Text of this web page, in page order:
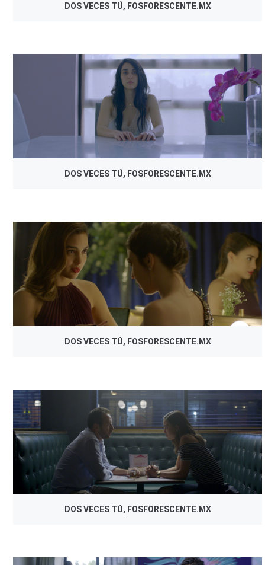
DOS VECES TÚ, FOSFORESCENTE.MX
DOS VECES TÚ, FOSFORESCENTE.MX
DOS VECES TÚ, FOSFORESCENTE.MX
DOS VECES TÚ, FOSFORESCENTE.MX